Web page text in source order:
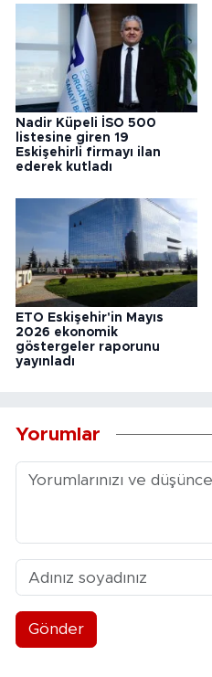
Nadir Küpeli İSO 500
listesine giren 19
Eskişehirli firmayı ilan
ederek kutladı
ETO Eskişehir'in Mayıs
2026 ekonomik
göstergeler raporunu
yayınladı
Yorumlar
Gönder